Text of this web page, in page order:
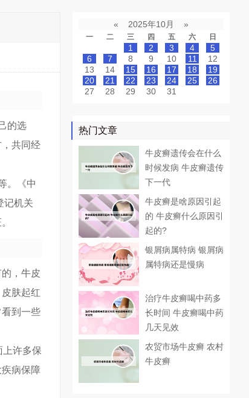
的选
共同经
。《中
记机关
，牛皮
肤起红
到一些
上许多保
病保障
« 2025年10月 »
一 二 三 四 五 六 日
1 2 3 4
5
6
7 8 9 10 11
12
13
14 15 16 17 18
19
20
21 22 23 24 25
26
27
28 29 30 31
热门文章
牛皮癣遗传会在什么
时候发病 牛皮癣遗传
下一代
牛皮癣是啥原因引起
的 牛皮癣什么原因引
起的?
银屑病属特病 银屑病
属特病还是慢病
治疗牛皮癣喝中药多
长时间 牛皮癣喝中药
几天见效
农贸市场牛皮癣 农村
牛皮癣